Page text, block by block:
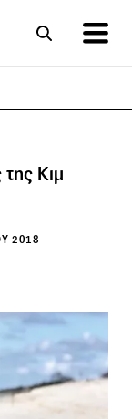
της Κιμ
2018